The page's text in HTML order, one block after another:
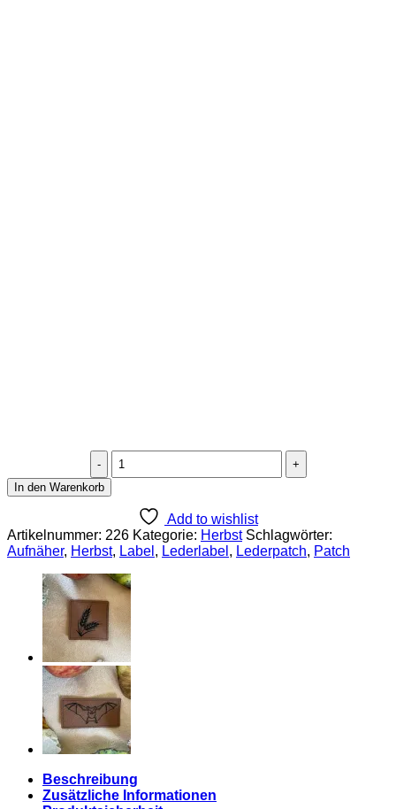
Kunstlederlabel
"Haselnuss"
In den Warenkorb
Add to wishlist
Artikelnummer: 226 Kategorie: Herbst Schlagwörter:
Aufnäher, Herbst, Label , Lederlabel , Lederpatch, Patch
Beschreibung
Zusätzliche Informationen